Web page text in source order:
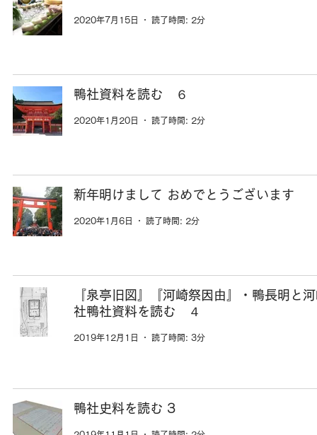
2020年7月15日 読了時間: 2分
鴨社資料を読む ６
2020年1月20日 読了時間: 2分
新年明けまして おめでとうございます
2020年1月6日 読了時間: 2分
『泉亭旧図』『河崎祭因由』・鴨長明と
社鴨社資料を読む ４
2019年12月1日 読了時間: 3分
鴨社史料を読む 3